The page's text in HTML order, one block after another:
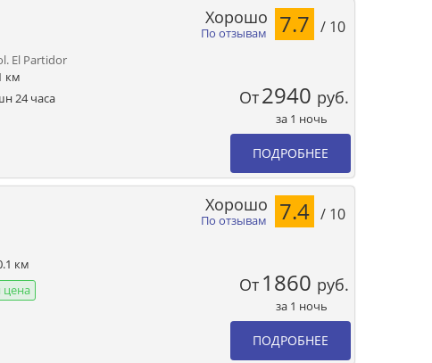
El Partidor
км
24 часа
По отзывам
Хорошо 7.7 / 10
От2940 руб.
за 1 ночь
ПОДРОБНЕЕ
км
цена
По отзывам
Хорошо 7.4 / 10
От 1860 руб.
за 1 ночь
ПОДРОБНЕЕ